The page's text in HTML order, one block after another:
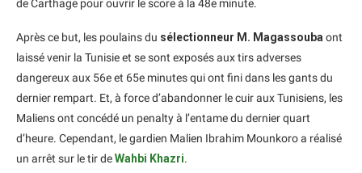
de Carthage pour ouvrir le score à la 48e minute.
Après ce but, les poulains du sélectionneur M. Magassouba ont
laissé venir la Tunisie et se sont exposés aux tirs adverses
dangereux aux 56e et 65e minutes qui ont fini dans les gants du
dernier rempart. Et, à force d’abandonner le cuir aux Tunisiens, les
Maliens ont concédé un penalty à l’entame du dernier quart
d’heure. Cependant, le gardien Malien Ibrahim Mounkoro a réalisé
un arrêt sur le tir deWahbi Khazri.